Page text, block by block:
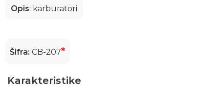
Opis: karburatori
Šifra:CB-207*
Karakteristike